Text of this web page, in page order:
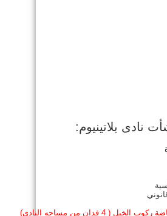
نادى بلاتينيوم:
( 4 فدان من مساحه النادي)